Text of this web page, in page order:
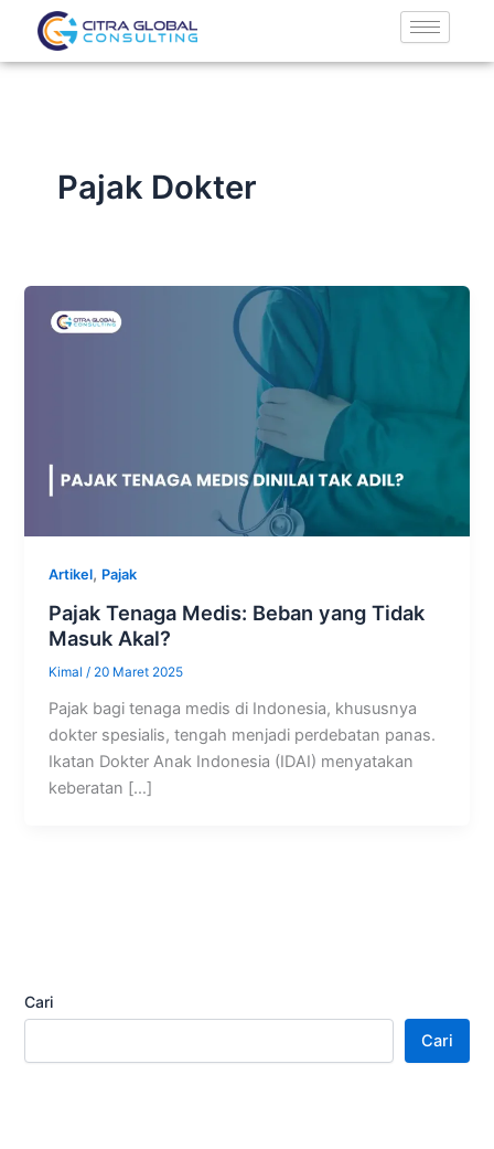
Lewati
konten
Pajak Dokter
Artikel, Pajak
Pajak Tenaga Medis: Beban yang Tidak
Masuk Akal?
Kimal/ 20 Maret 2025
Pajak bagi tenaga medis di Indonesia, khususnya
dokter spesialis, tengah menjadi perdebatan panas.
Ikatan Dokter Anak Indonesia (IDAI) menyatakan
keberatan […]
Cari
Cari